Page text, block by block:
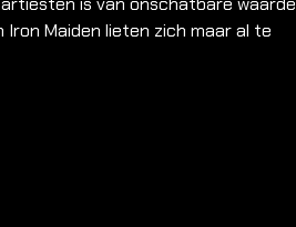
Maiden lieten zich maar al te